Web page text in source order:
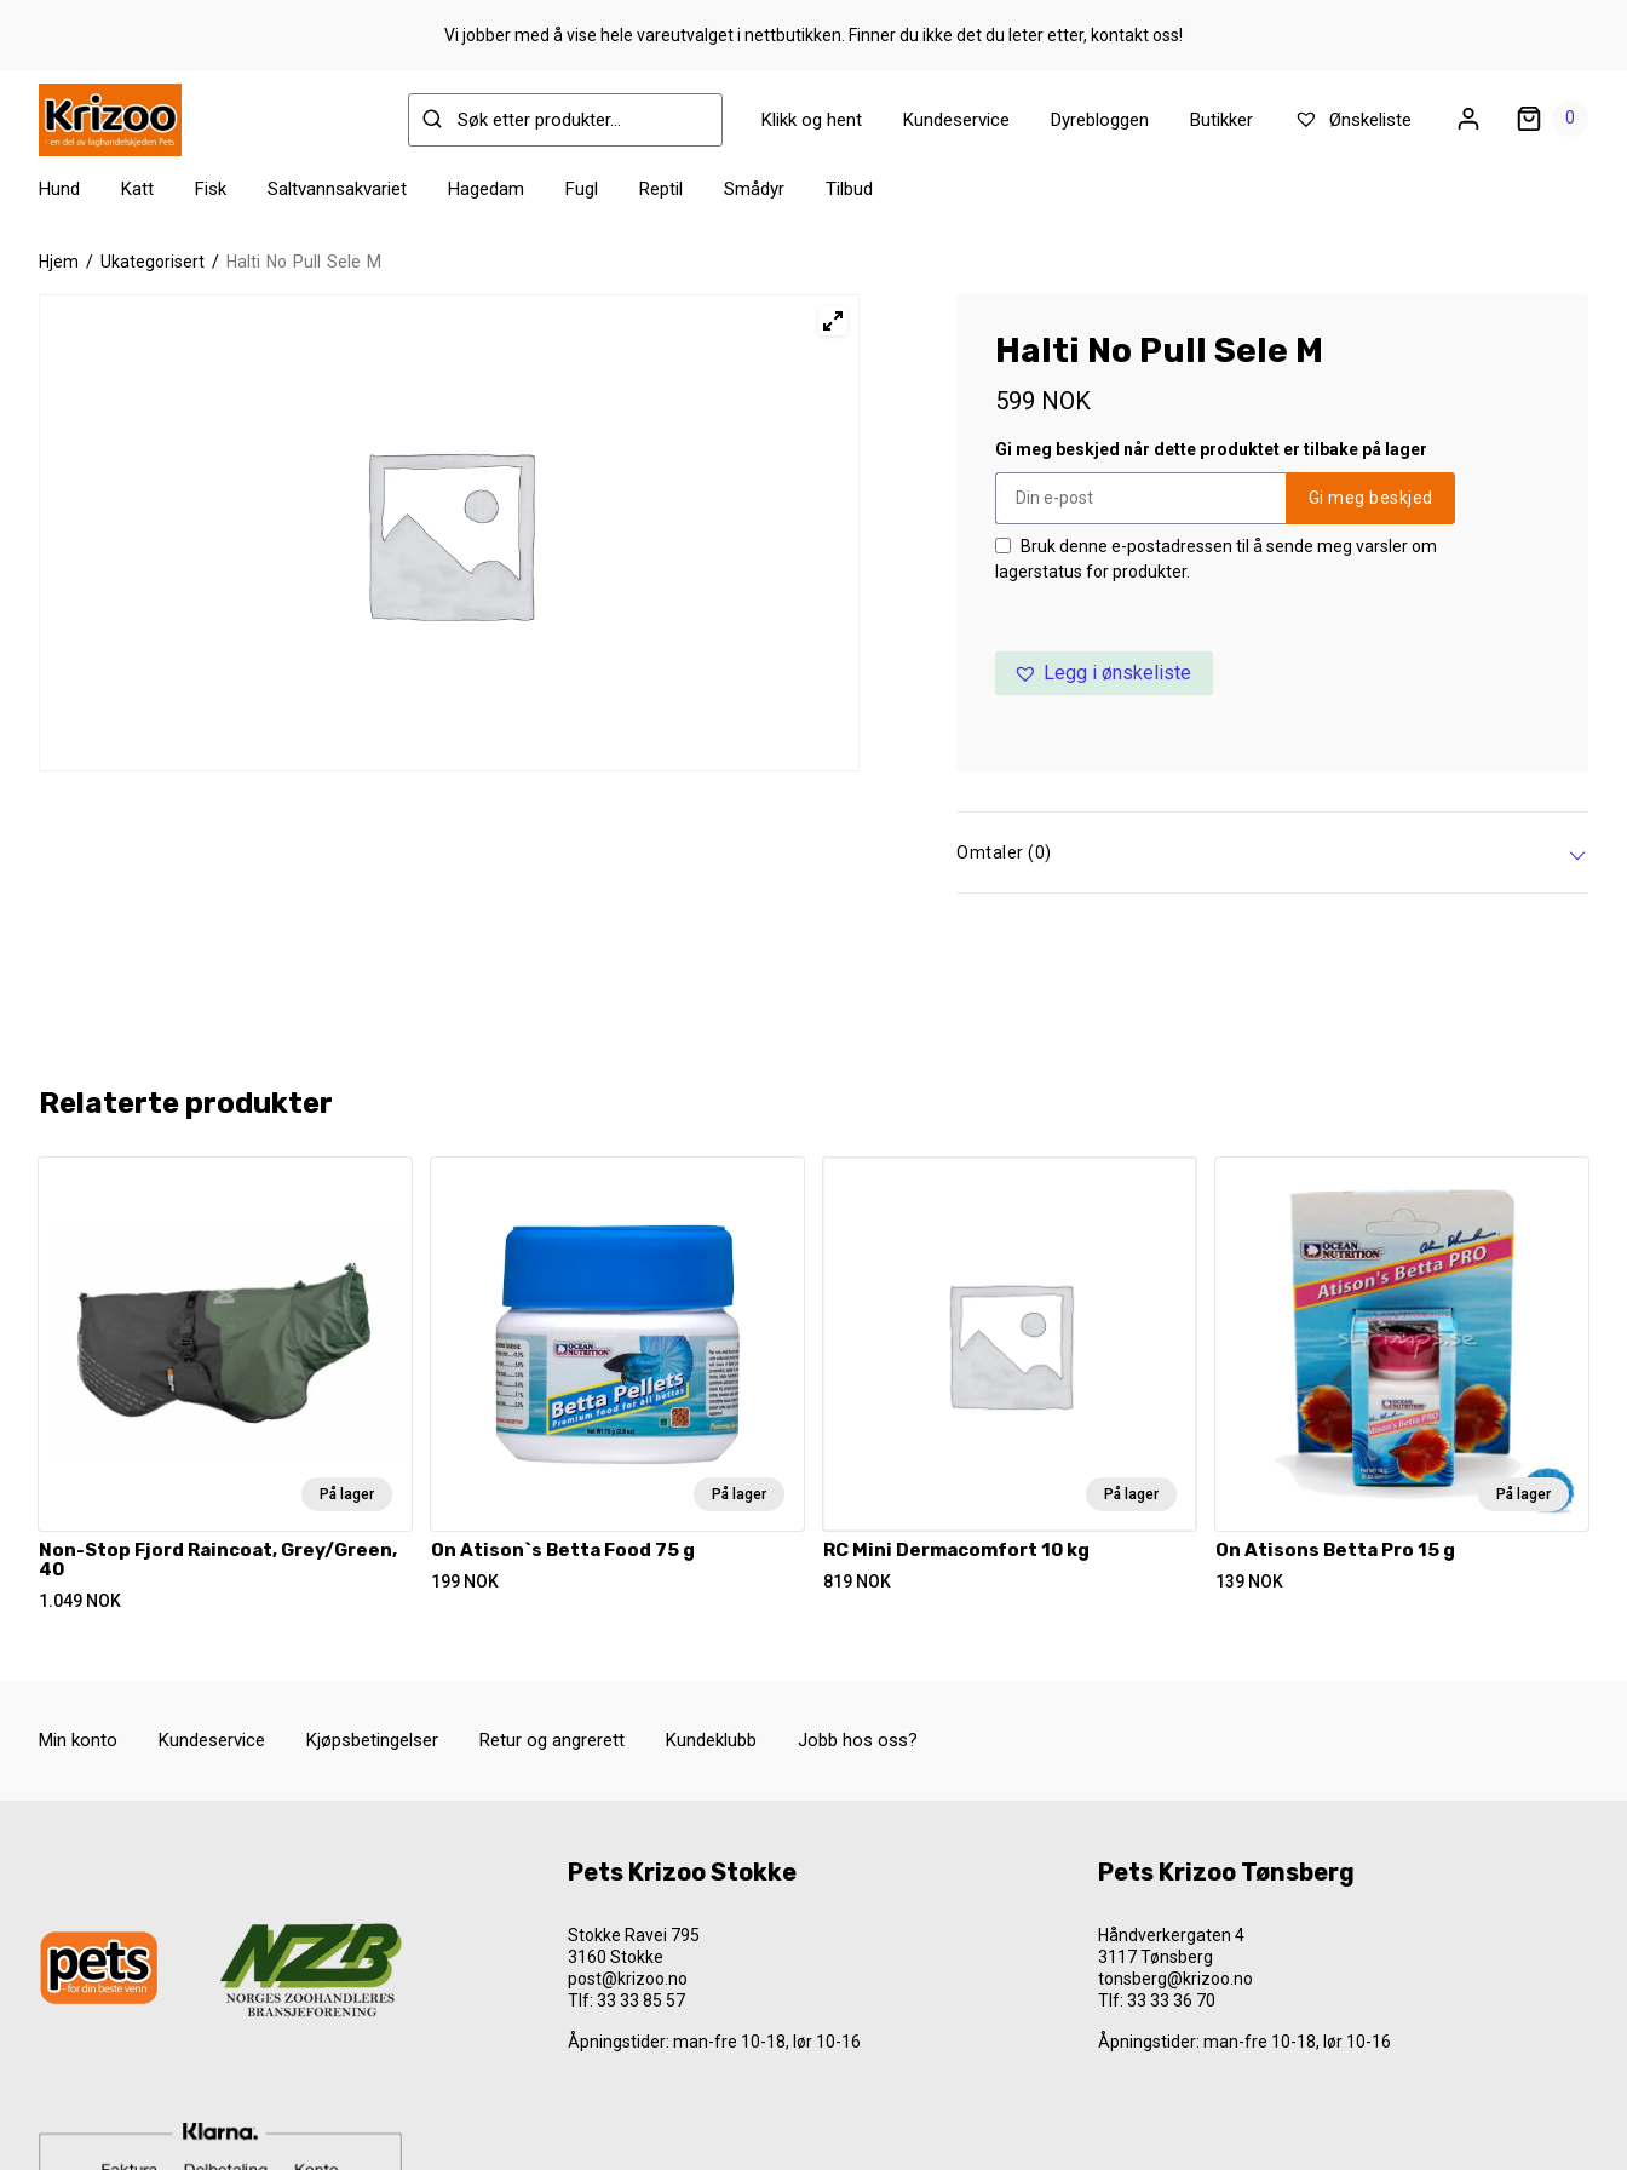
Vi jobber med å vise hele vareutvalget i nettbutikken. Finner du ikke det du leter etter, kontakt oss!
0
Klikk og hent Kundeservice Dyrebloggen Butikker Ønskeliste
Hund Katt Fisk Saltvannsakvariet Hagedam Fugl Reptil Smådyr Tilbud
Hjem / Ukategorisert / Halti No Pull Sele M
Halti No Pull Sele M
599 NOK
Gi meg beskjed når dette produktet er tilbake på lager
Gi meg beskjed
Bruk denne e-postadressen til å sende meg varsler om
lagerstatus for produkter.
Legg i ønskeliste
Omtaler (0)
Relaterte produkter
På lager
Non-Stop Fjord Raincoat, Grey/Green,
40
1.049 NOK
På lager
On Atison`s Betta Food 75 g
199 NOK
På lager
RC Mini Dermacomfort 10 kg
819 NOK
På lager
On Atisons Betta Pro 15 g
139 NOK
Min konto Kundeservice Kjøpsbetingelser Retur og angrerett Kundeklubb Jobb hos oss?
Pets Krizoo Stokke
Stokke Ravei 795
3160 Stokke
post@krizoo.no
Tlf:33 33 85 57
Åpningstider: man-fre 10-18, lør 10-16
Pets Krizoo Tønsberg
Håndverkergaten 4
3117 Tønsberg
tonsberg@krizoo.no
Tlf: 33 33 36 70
Åpningstider: man-fre 10-18, lør 10-16